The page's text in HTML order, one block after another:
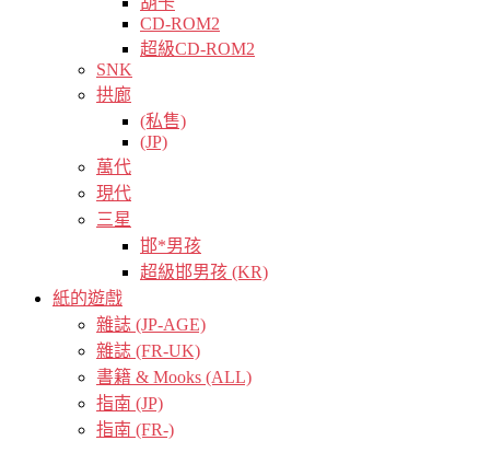
CD-ROM2
超級CD-ROM2
SNK
拱廊
(私售)
(JP)
萬代
現代
三星
邯*男孩
超級邯男孩 (KR)
紙的遊戲
雜誌 (JP-AGE)
雜誌 (FR-UK)
書籍 & Mooks (ALL)
指南 (JP)
指南 (FR-)